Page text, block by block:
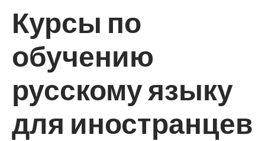
Курсы по
обучению
русскому языку
для иностранцев